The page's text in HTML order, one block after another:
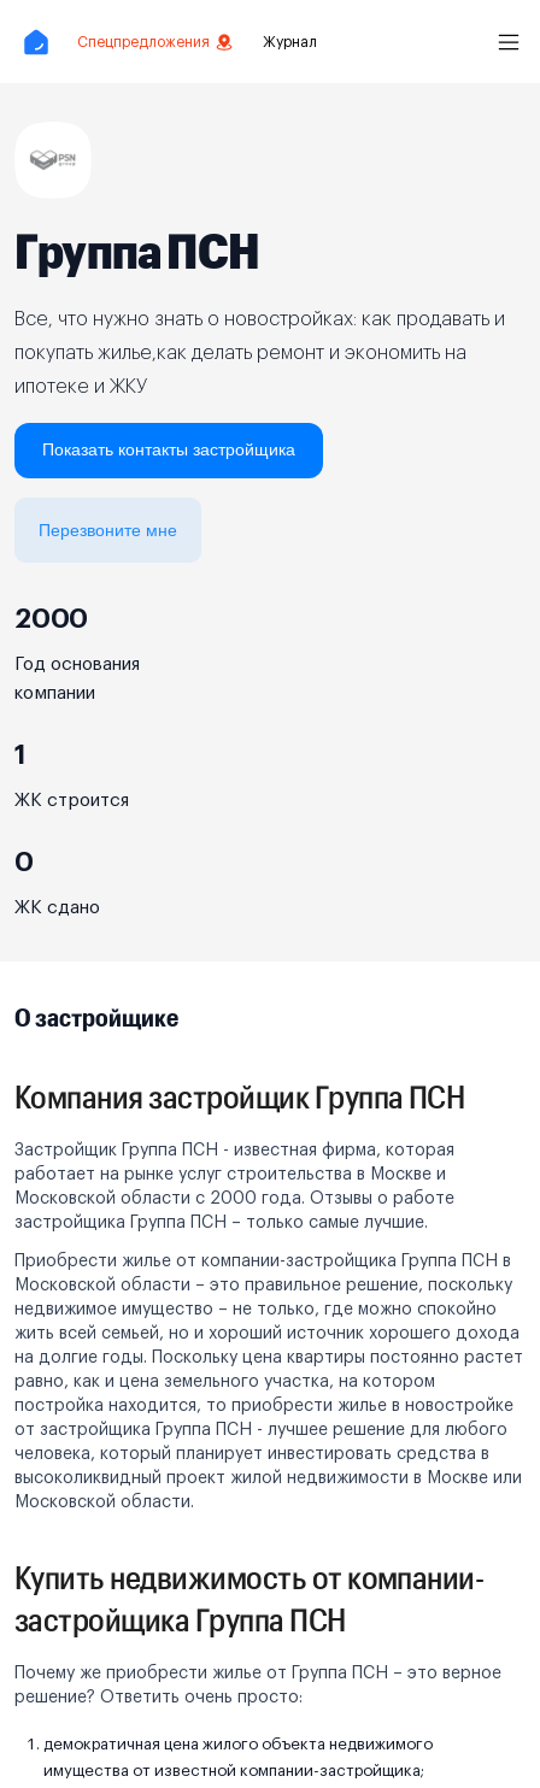
Спецпредложения Журнал
Группа ПСН
Все, что нужно знать о новостройках: как продавать и
покупать жилье,как делать ремонт и экономить на
ипотеке и ЖКУ
Показать контакты застройщика
Перезвоните мне
2000
Год основания
компании
1
ЖК строится
0
ЖК сдано
О застройщике
Компания застройщик Группа ПСН
Застройщик Группа ПСН - известная фирма, которая
работает на рынке услуг строительства в Москве и
Московской области с 2000 года. Отзывы о работе
застройщика Группа ПСН – только самые лучшие.
Приобрести жилье от компании-застройщика Группа ПСН в
Московской области – это правильное решение, поскольку
недвижимое имущество – не только, где можно спокойно
жить всей семьей, но и хороший источник хорошего дохода
на долгие годы. Поскольку цена квартиры постоянно растет
равно, как и цена земельного участка, на котором
постройка находится, то приобрести жилье в новостройке
от застройщика Группа ПСН - лучшее решение для любого
человека, который планирует инвестировать средства в
высоколиквидный проект жилой недвижимости в Москве или
Московской области.
Купить недвижимость от компании-
застройщика Группа ПСН
Почему же приобрести жилье от Группа ПСН – это верное
решение? Ответить очень просто:
демократичная цена жилого объекта недвижимого
имущества от известной компании-застройщика;